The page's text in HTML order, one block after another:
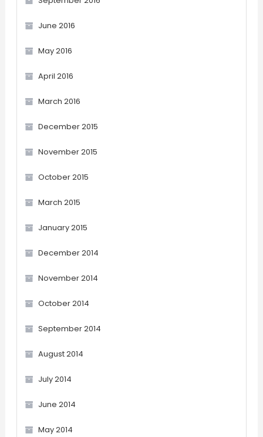
June 2016
May 2016
April 2016
March 2016
December 2015
November 2015
October 2015
March 2015
January 2015
December 2014
November 2014
October 2014
September 2014
August 2014
July 2014
June 2014
May 2014